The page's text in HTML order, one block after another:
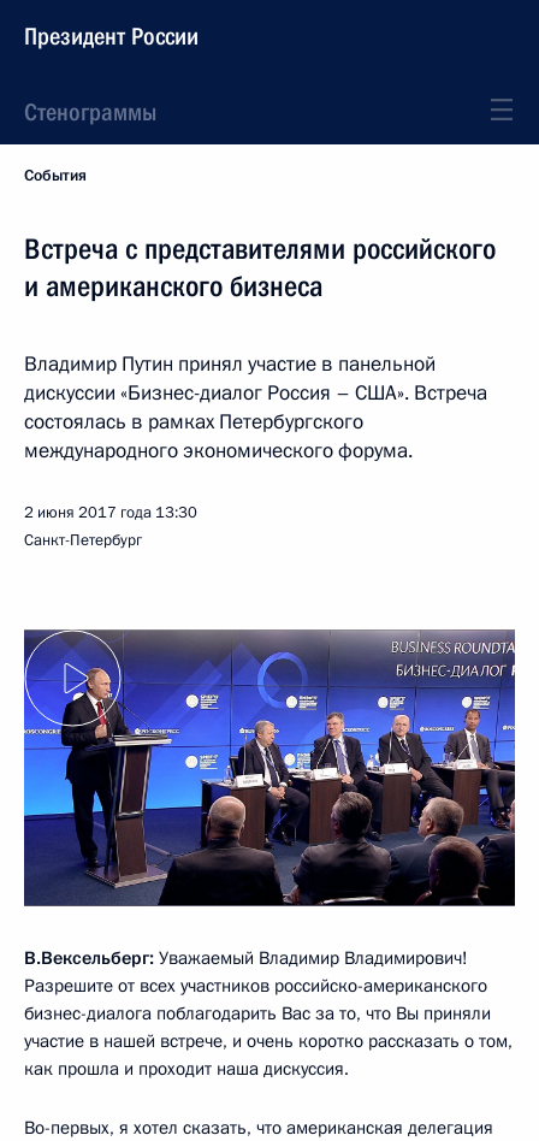
Президент России
Стенограммы
События
Встреча с представителями российского
и американского бизнеса
Владимир Путин принял участие в панельной
дискуссии «Бизнес-диалог Россия – США». Встреча
состоялась в рамках Петербургского
международного экономического форума.
2 июня 2017 года 13:30
Санкт-Петербург
В.Вексельберг: Уважаемый Владимир Владимирович!
Разрешите от всех участников российско-американского
бизнес-диалога поблагодарить Вас за то, что Вы приняли
участие в нашей встрече, и очень коротко рассказать о том,
как прошла и проходит наша дискуссия.
Во-первых, я хотел сказать, что американская делегация